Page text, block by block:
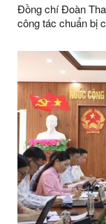
Đồng chí Đoàn
công tác chuẩn bị